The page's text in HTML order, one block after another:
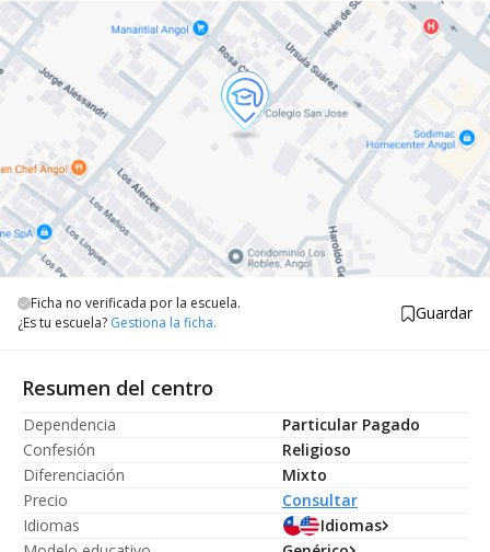
Ficha no verificada por la escuela.
¿Es tu escuela? Gestiona la ficha. Guardar
Resumen del centro
Dependencia
Particular Pagado
Confesión
Religioso
Diferenciación
Mixto
Precio
Consultar
Idiomas
Idiomas